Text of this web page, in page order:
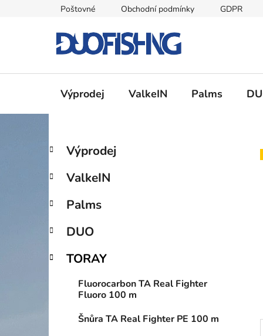
Poštovné Obchodní podmínky GDPR
Výprodej ValkeIN Palms
P
s
r
n
n
í
Přeskočit
kategorie
K
a
e
o
i
Výprodej
ValkeIN
Palms
DUO
TORAY
Fluorocarbon TA Real Fighter
Fluoro 100 m
Šnůra TA Real Fighter PE 100 m